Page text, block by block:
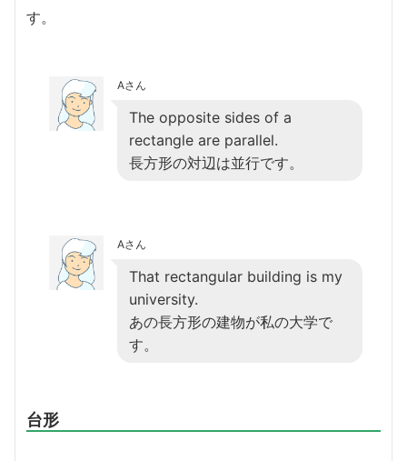
す。
Aさん
The opposite sides of a
rectangle are parallel.
長方形の対辺は並行です。
Aさん
That rectangular building is my
university.
あの長方形の建物が私の大学で
す。
台形